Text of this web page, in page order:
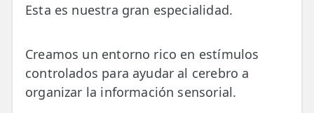
Esta es nuestra gran especialidad.
Creamos un entorno rico en estímulos
controlados para ayudar al cerebro a
organizar la información sensorial.